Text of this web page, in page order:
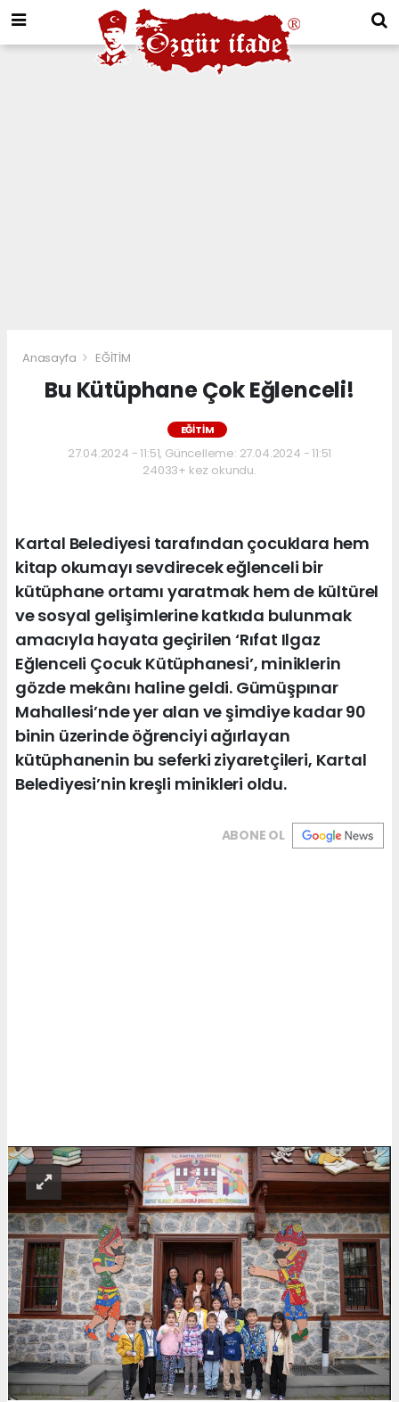
Anasayfa EĞİTİM
Bu Kütüphane Çok Eğlenceli!
EĞİTİM
27.04.2024 - 11:51, Güncelleme: 27.04.2024 - 11:51
24033+ kez okundu.
Kartal Belediyesi tarafından çocuklara hem
kitap okumayı sevdirecek eğlenceli bir
kütüphane ortamı yaratmak hem de kültürel
ve sosyal gelişimlerine katkıda bulunmak
amacıyla hayata geçirilen ‘Rıfat Ilgaz
Eğlenceli Çocuk Kütüphanesi’, miniklerin
gözde mekânı haline geldi. Gümüşpınar
Mahallesi’nde yer alan ve şimdiye kadar 90
binin üzerinde öğrenciyi ağırlayan
kütüphanenin bu seferki ziyaretçileri, Kartal
Belediyesi’nin kreşli minikleri oldu.
ABONE OL